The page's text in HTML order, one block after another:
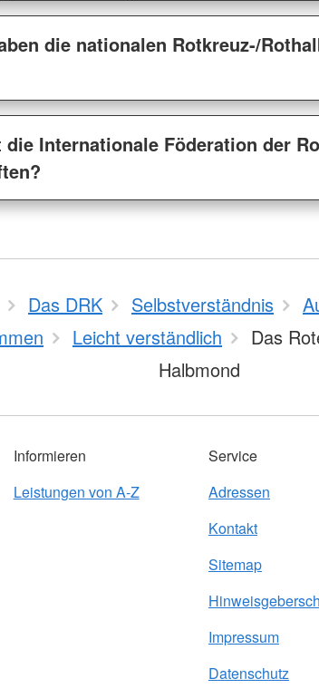
die nationalen Rotkreuz-/
Internationale Föderation der
Das DRK Selbstverständnis
Leicht verständlich
Das
Halbmond
Informieren
Leistungen von A-Z
Service
Adressen
Kontakt
Sitemap
Impressum
Datenschutz